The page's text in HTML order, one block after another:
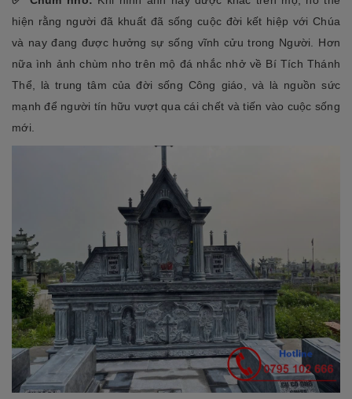
hiện rằng người đã khuất đã sống cuộc đời kết hiệp với Chúa
và nay đang được hưởng sự sống vĩnh cửu trong Người. Hơn
nữa ình ảnh chùm nho trên mộ đá nhắc nhở về Bí Tích Thánh
Thể, là trung tâm của đời sống Công giáo, và là nguồn sức
mạnh để người tín hữu vượt qua cái chết và tiến vào cuộc sống
mới.